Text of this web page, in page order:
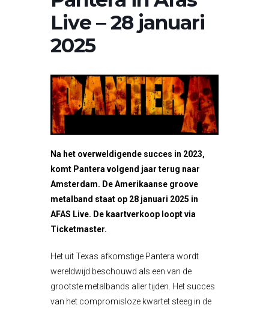
Live – 28 januari
2025
Na het overweldigende succes in 2023,
komt Pantera volgend jaar terug naar
Amsterdam. De Amerikaanse groove
metalband staat op 28 januari 2025 in
AFAS Live. De kaartverkoop loopt via
Ticketmaster.
Het uit Texas afkomstige Pantera wordt
wereldwijd beschouwd als een van de
grootste metalbands aller tijden. Het succes
van het compromisloze kwartet steeg in de